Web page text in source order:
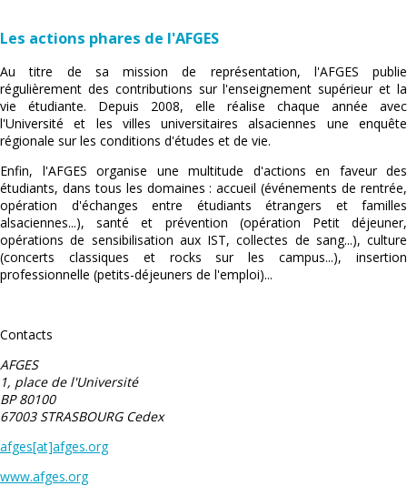
Les actions phares de l'AFGES
Au titre de sa mission de représentation, l'AFGES publie
régulièrement des contributions sur l'enseignement supérieur et la
vie étudiante. Depuis 2008, elle réalise chaque année avec
l'Université et les villes universitaires alsaciennes une enquête
régionale sur les conditions d'études et de vie.
Enfin, l'AFGES organise une multitude d'actions en faveur des
étudiants, dans tous les domaines : accueil (événements de rentrée,
opération d'échanges entre étudiants étrangers et familles
alsaciennes...), santé et prévention (opération Petit déjeuner,
opérations de sensibilisation aux IST, collectes de sang...), culture
(concerts classiques et rocks sur les campus...), insertion
professionnelle (petits-déjeuners de l'emploi)...
Contacts
AFGES
1, place de l'Université
BP 80100
67003 STRASBOURG Cedex
afges[at]afges.org
www.afges.org